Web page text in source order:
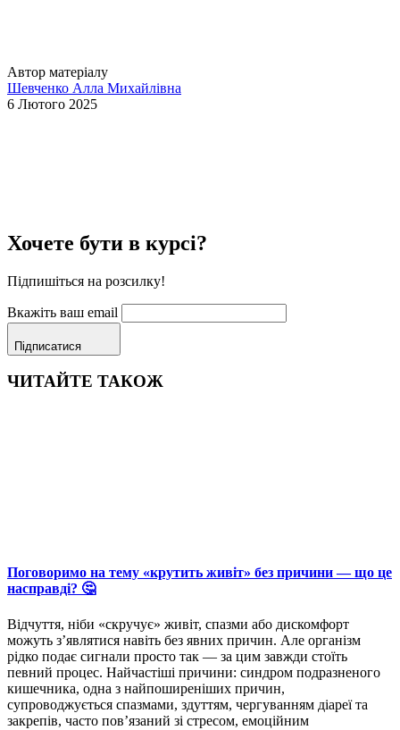
Автор матеріалу
Шевченко Алла Михайлівна
6 Лютого 2025
Хочете бути в курсі?
Підпишіться на розсилку!
Вкажіть ваш email
Підписатися
ЧИТАЙТЕ ТАКОЖ
Поговоримо на тему «крутить живіт» без причини — що це
насправді? 🤔
Відчуття, ніби «скручує» живіт, спазми або дискомфорт
можуть з’являтися навіть без явних причин. Але організм
рідко подає сигнали просто так — за цим завжди стоїть
певний процес. Найчастіші причини: синдром подразненого
кишечника, одна з найпоширеніших причин,
супроводжується спазмами, здуттям, чергуванням діареї та
закрепів, часто пов’язаний зі стресом, емоційним